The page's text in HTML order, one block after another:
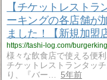
【チケットレストラ
ーキングの各店舗が
ました！【新規加盟
https://tashi-log.com/
様々な飲食店で使える便
チケットレストランタッ
り、『バー…
5年前